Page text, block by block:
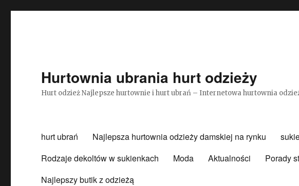
Hurtownia ubrania hurt odzieży
Hurt odzież Najlepsze hurtownie i hurt ubrań – Internetowa hurtownia
hurt ubrań Najlepsza hurtownia odzieży damskiej na rynku
Rodzaje dekoltów w sukienkach
Moda Aktualności Porady
Najlepszy butik z odzieżą